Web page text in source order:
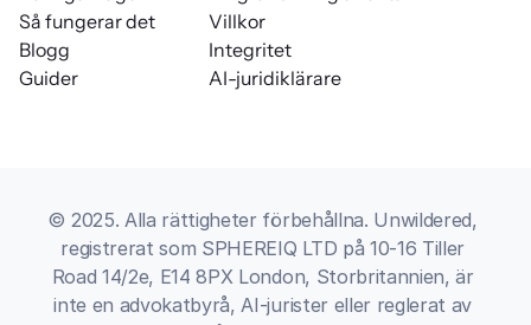
Så fungerar det
Blogg
Guider
Villkor
AI-juridiklärare
Integritet
© 2025. Alla rättigheter förbehållna. Unwildered,
registrerat som SPHEREIQ LTD på 10-16 Tiller
Road 14/2e, E14 8PX London, Storbritannien, är
inte en advokatbyrå, AI-jurister eller reglerat av